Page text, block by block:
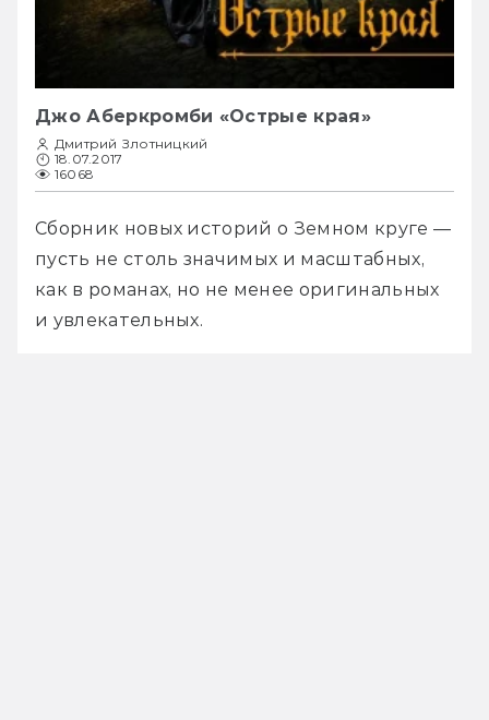
Джо Аберкромби «Острые края»
Дмитрий Злотницкий
18.07.2017
16068
Сборник новых историй о Земном круге —
пусть не столь значимых и масштабных,
как в романах, но не менее оригинальных
и увлекательных.